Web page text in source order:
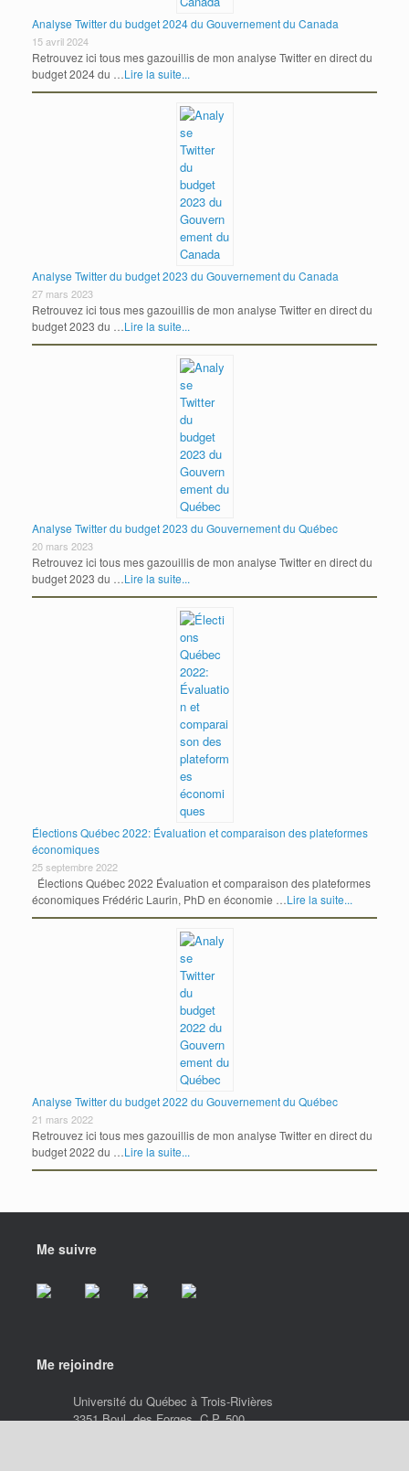
Analyse Twitter du budget 2024 du Gouvernement du Canada
15 avril 2024
Retrouvez ici tous mes gazouillis de mon analyse Twitter en direct du
budget 2024 du …Lire la suite...
Analyse Twitter du budget 2023 du Gouvernement du Canada
27 mars 2023
Retrouvez ici tous mes gazouillis de mon analyse Twitter en direct du
budget 2023 du …Lire la suite...
Analyse Twitter du budget 2023 du Gouvernement du Québec
20 mars 2023
Retrouvez ici tous mes gazouillis de mon analyse Twitter en direct du
budget 2023 du …Lire la suite...
Élections Québec 2022: Évaluation et comparaison des plateformes
économiques
25 septembre 2022
Élections Québec 2022 Évaluation et comparaison des plateformes
économiques Frédéric Laurin, PhD en économie …Lire la suite...
Analyse Twitter du budget 2022 du Gouvernement du Québec
21 mars 2022
Retrouvez ici tous mes gazouillis de mon analyse Twitter en direct du
budget 2022 du …Lire la suite...
Me suivre
Me rejoindre
Université du Québec à Trois-Rivières
3351 Boul. des Forges, C.P. 500